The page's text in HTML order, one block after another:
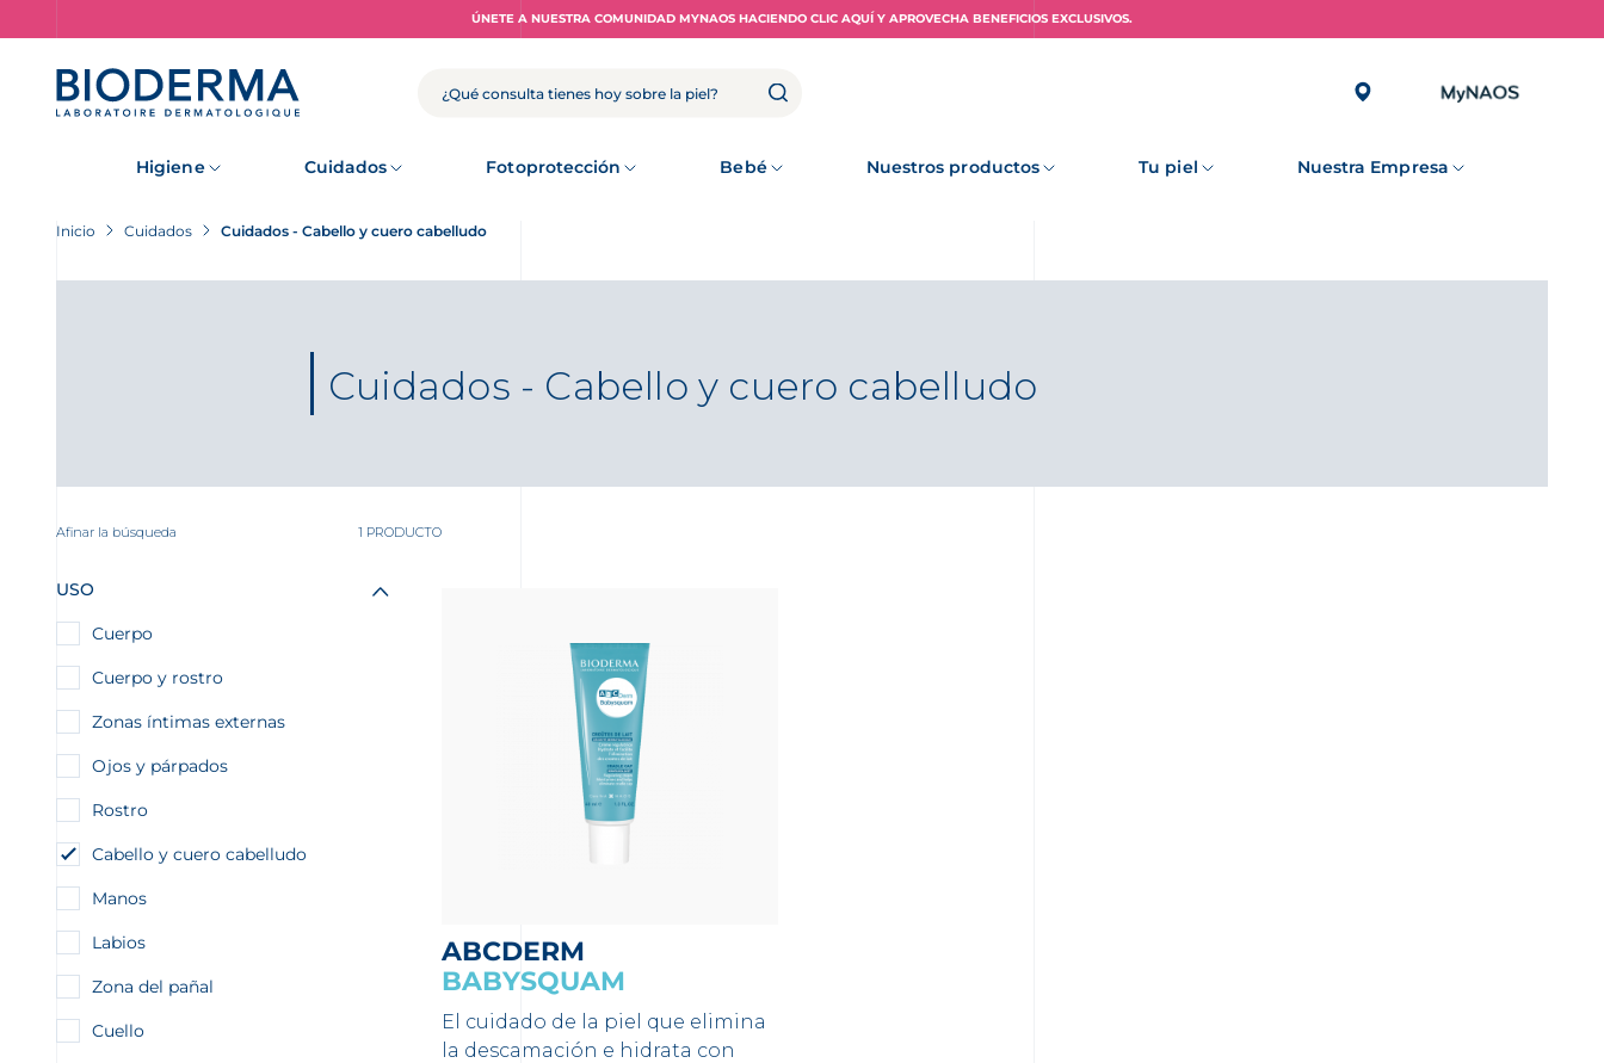
ÚNETE A NUESTRA COMUNIDAD MYNAOS HACIENDO CLIC AQUÍ Y APROVECHA BENEFICIOS EXCLUSIVOS.
BUSCAR
Higiene Cuidados Fotoprotección Bebé Nuestros productos Tu piel Nuestra Empresa
Inicio Cuidados Cuidados - Cabello y cuero cabelludo
Cuidados - Cabello y cuero cabelludo
Afinar la búsqueda 1 PRODUCTO
USO
Cuerpo
Cuerpo y rostro
Zonas íntimas externas
Ojos y párpados
Rostro
Cabello y cuero cabelludo
Manos
Labios
Zona del pañal
Cuello
ABCDERM
BABYSQUAM
El cuidado de la piel que elimina
la descamación e hidrata con